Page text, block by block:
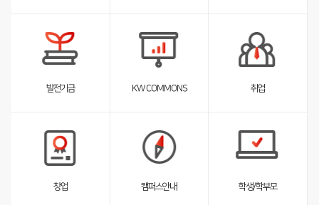
발전기금 KW COMMONS
브
리
스
트
침
취업
창업
브
리
스
트
침
캠퍼스안내
브
리
스
침
학생/학부모